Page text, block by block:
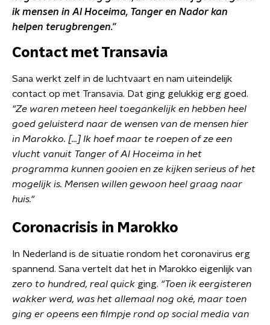
ik mensen in Al Hoceima, Tanger en Nador kan
helpen terugbrengen."
Contact met Transavia
Sana werkt zelf in de luchtvaart en nam uiteindelijk
contact op met Transavia. Dat ging gelukkig erg goed.
"Ze waren meteen heel toegankelijk en hebben heel
goed geluisterd naar de wensen van de mensen hier
in Marokko. [...] Ik hoef maar te roepen of ze een
vlucht vanuit Tanger of Al Hoceima in het
programma kunnen gooien en ze kijken serieus of het
mogelijk is. Mensen willen gewoon heel graag naar
huis."
Coronacrisis in Marokko
In Nederland is de situatie rondom het coronavirus erg
spannend. Sana vertelt dat het in Marokko eigenlijk van
zero to hundred, real quick ging. "Toen ik eergisteren
wakker werd, was het allemaal nog oké, maar toen
ging er opeens een filmpje rond op social media van